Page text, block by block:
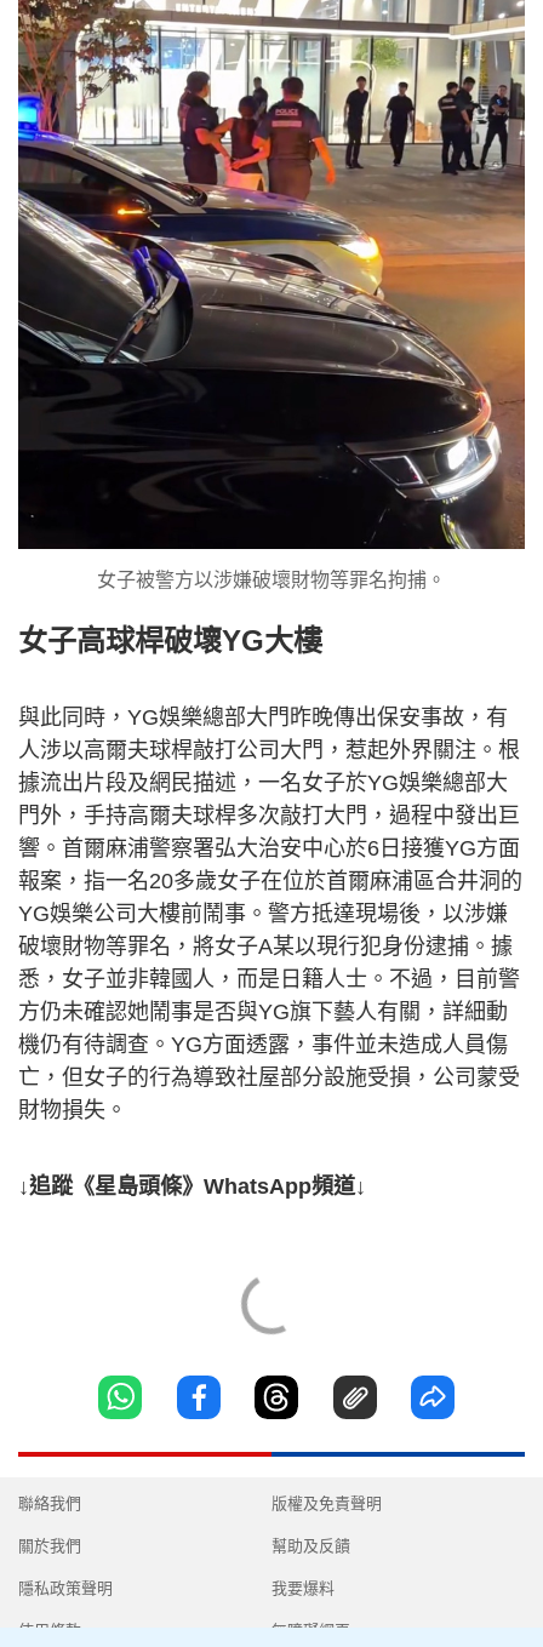
女子被警方以涉嫌破壞財物等罪名拘捕。
女子高球桿破壞YG大樓
與此同時，YG娛樂總部大門昨晚傳出保安事故，有
人涉以高爾夫球桿敲打公司大門，惹起外界關注。根
據流出片段及網民描述，一名女子於YG娛樂總部大
門外，手持高爾夫球桿多次敲打大門，過程中發出巨
響。首爾麻浦警察署弘大治安中心於6日接獲YG方面
報案，指一名20多歲女子在位於首爾麻浦區合井洞的
YG娛樂公司大樓前鬧事。警方抵達現場後，以涉嫌
破壞財物等罪名，將女子A某以現行犯身份逮捕。據
悉，女子並非韓國人，而是日籍人士。不過，目前警
方仍未確認她鬧事是否與YG旗下藝人有關，詳細動
機仍有待調查。YG方面透露，事件並未造成人員傷
亡，但女子的行為導致社屋部分設施受損，公司蒙受
財物損失。
↓追蹤《星島頭條》WhatsApp頻道↓
聯絡我們
關於我們
隱私政策聲明
使用條款
版權及免責聲明
幫助及反饋
我要爆料
無障礙網頁